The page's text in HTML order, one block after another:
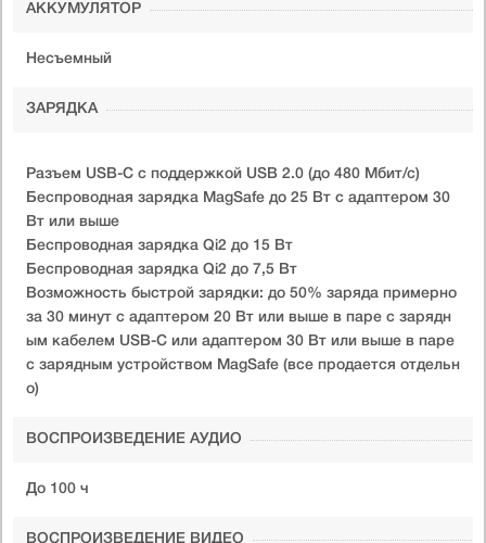
АККУМУЛЯТОР
Несъемный
ЗАРЯДКА
Разъем USB-C с поддержкой USB 2.0 (до 480 Мбит/с)
Беспроводная зарядка MagSafe до 25 Вт с адаптером 30
Вт или выше
Беспроводная зарядка Qi2 до 15 Вт
Беспроводная зарядка Qi2 до 7,5 Вт
Возможность быстрой зарядки: до 50% заряда примерно
за 30 минут с адаптером 20 Вт или выше в паре с зарядн
ым кабелем USB-C или адаптером 30 Вт или выше в паре
с зарядным устройством MagSafe (все продается отдельн
о)
ВОСПРОИЗВЕДЕНИЕ АУДИО
До 100 ч
ВОСПРОИЗВЕДЕНИЕ ВИДЕО